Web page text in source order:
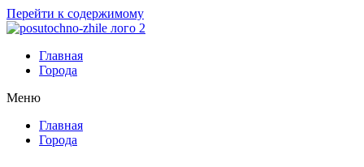
Перейти к содержимому
Главная
Города
Меню
Главная
Города